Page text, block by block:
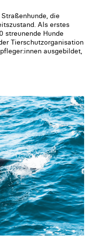
die
Als erstes
streunende Hunde
Tierschutzorganisation
ausgebildet,